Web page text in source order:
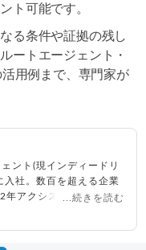
ト可能です。
る条件や証拠の残し
ートエージェント・
用例まで、専門家が
ント(現インディードリ
入社。数百を超える企業
年アクシス(株)設立、代
...続きを読む